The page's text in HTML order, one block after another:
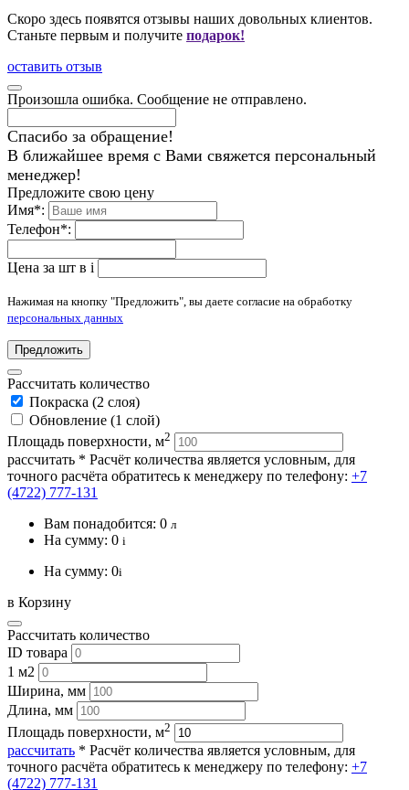
Скоро здесь появятся отзывы наших довольных клиентов.
Станьте первым и получите подарок!
оставить отзыв
Произошла ошибка. Сообщение не отправлено.
Спасибо за обращение!
В ближайшее время с Вами свяжется персональный
менеджер!
Предложите свою цену
Имя*:
Телефон*:
Цена за шт в i
Нажимая на кнопку "Предложить", вы даете согласие на обработку
персональных данных
Предложить
Рассчитать количество
Покраска (2 слоя)
Обновление (1 слой)
Площадь поверхности, м2
рассчитать * Расчёт количества является условным, для
точного расчёта обратитесь к менеджеру по телефону: +7
(4722) 777-131
Вам понадобится: 0 л
На сумму: 0 i
На сумму: 0i
в Корзину
Рассчитать количество
ID товара
1 м2
Ширина, мм
Длина, мм
Площадь поверхности, м2
рассчитать * Расчёт количества является условным, для
точного расчёта обратитесь к менеджеру по телефону: +7
(4722) 777-131